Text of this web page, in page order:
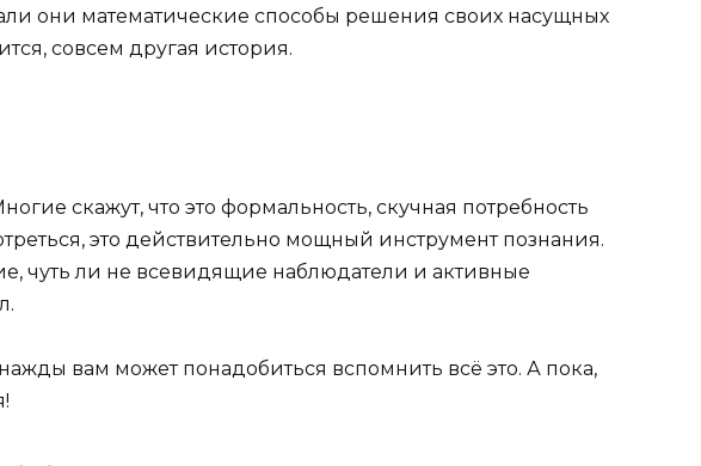
они математические способы решения своих насущных
совсем другая история.
скажут, что это формальность, скучная потребность
это действительно мощный инструмент познания.
чуть ли не всевидящие наблюдатели и активные
вам может понадобиться вспомнить всё это. А пока,